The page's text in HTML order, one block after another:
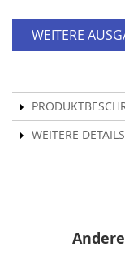
WEITERE
WEITERE DETAILS